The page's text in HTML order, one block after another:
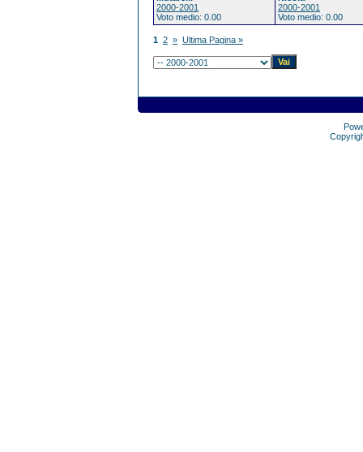
2000-2001
Voto medio: 0.00
2000-2001
Voto medio: 0.00
1 2 » Ultima Pagina »